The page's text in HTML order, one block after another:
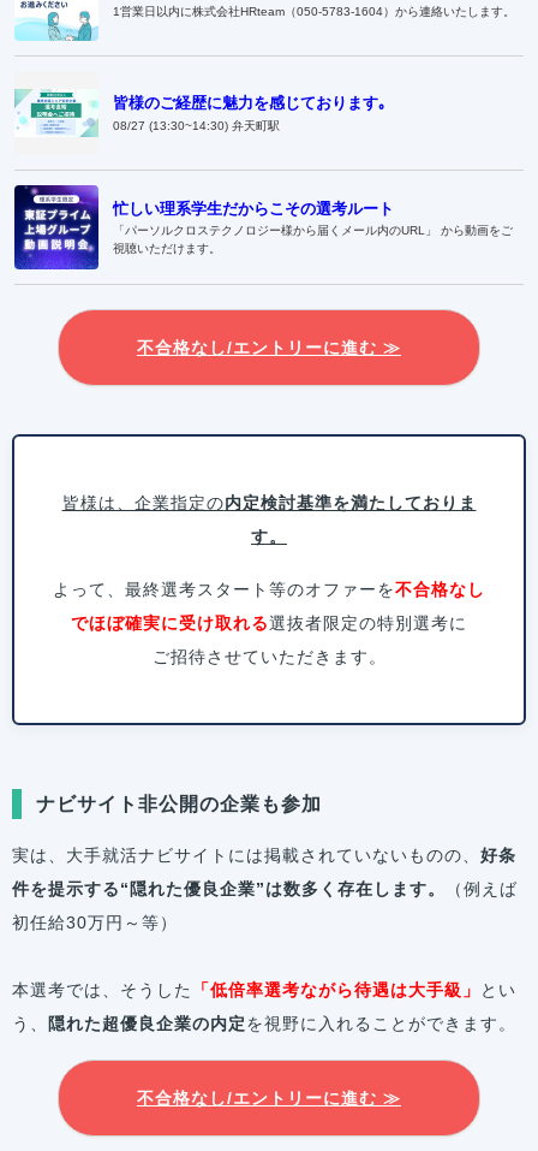
1営業日以内に株式会社HRteam（050-5783-1604）から連絡いたします。
皆様のご経歴に魅力を感じております｡
08/27 (13:30~14:30) 弁天町駅
忙しい理系学生だからこその選考ルート
「パーソルクロステクノロジー様から届くメール内のURL」 から動画をご
視聴いただけます。
不合格なし/エントリーに進む ≫
皆様は、企業指定の内定検討基準を満たしておりま
す。
よって、最終選考スタート等のオファーを不合格なし
でほぼ確実に受け取れる選抜者限定の特別選考に
ご招待させていただきます。
ナビサイト非公開の企業も参加
実は、大手就活ナビサイトには掲載されていないものの、 好条
件を提示する“隠れた優良企業”は数多く存在します。
（例えば
初任給30万円～等）
本選考では、そうした 「低倍率選考ながら待遇は大手級」
とい
う、
隠れた超優良企業の内定を視野に入れることができます。
不合格なし/エントリーに進む ≫